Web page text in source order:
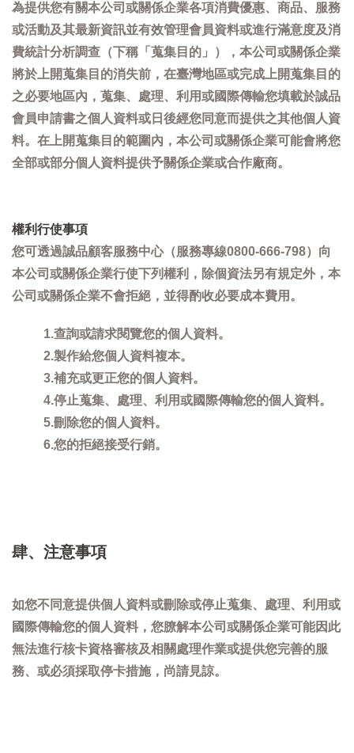
為提供您有關本公司或關係企業各項消費優惠、商品、服務
或活動及其最新資訊並有效管理會員資料或進行滿意度及消
費統計分析調查（下稱「蒐集目的」），本公司或關係企業
將於上開蒐集目的消失前，在臺灣地區或完成上開蒐集目的
之必要地區內，蒐集、處理、利用或國際傳輸您填載於誠品
會員申請書之個人資料或日後經您同意而提供之其他個人資
料。在上開蒐集目的範圍內，本公司或關係企業可能會將您
全部或部分個人資料提供予關係企業或合作廠商。
權利行使事項
您可透過誠品顧客服務中心（服務專線0800-666-798）向
本公司或關係企業行使下列權利，除個資法另有規定外，本
公司或關係企業不會拒絕，並得酌收必要成本費用。
1.查詢或請求閱覽您的個人資料。
2.製作給您個人資料複本。
3.補充或更正您的個人資料。
4.停止蒐集、處理、利用或國際傳輸您的個人資料。
5.刪除您的個人資料。
6.您的拒絕接受行銷。
肆、注意事項
如您不同意提供個人資料或刪除或停止蒐集、處理、利用或
國際傳輸您的個人資料，您膫解本公司或關係企業可能因此
無法進行核卡資格審核及相關處理作業或提供您完善的服
務、或必須採取停卡措施，尚請見諒。